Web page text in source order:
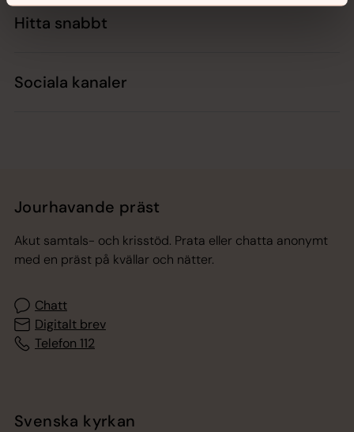
Hitta snabbt
Sociala kanaler
Jourhavande präst
Akut samtals- och krisstöd. Prata eller chatta anonymt
med en präst på kvällar och nätter.
Chatt
Digitalt brev
Telefon 112
Svenska kyrkan